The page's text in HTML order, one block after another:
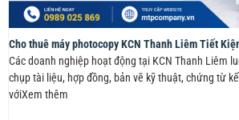
Cho thuê máy photocopy KCN Thanh Liêm Tiết
Các doanh nghiệp hoạt động tại KCN Thanh Liêm
chụp tài liệu, hợp đồng, bản vẽ kỹ thuật, chứng từ
vớiXem thêm